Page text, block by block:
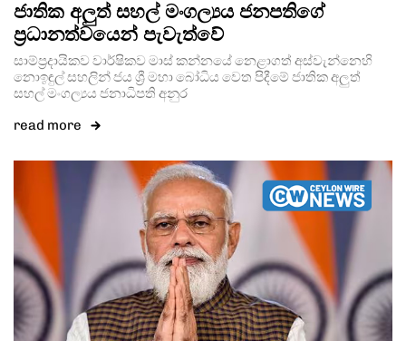
ජාතික අලුත් සහල් මංගල්‍යය ජනපතිගේ
ප්‍රධානත්වයෙන් පැවැත්වේ
සාම්ප්‍රදායිකව වාර්ෂිකව මාස් කන්නයේ නෙළාගත් අස්වැන්නෙහි
නොඉඳුල් සහලින් ජය ශ්‍රී මහා බෝධිය වෙත පිදීමේ ජාතික අලුත්
සහල් මංගල්‍යය ජනාධිපති අනුර
read more